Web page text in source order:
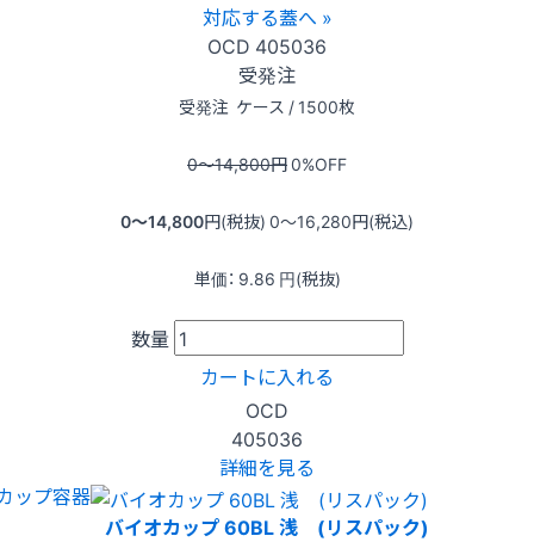
対応する蓋へ »
OCD 405036
受発注
受発注 ケース / 1500枚
0〜14,800円0%OFF
0〜14,800円(税抜) 0〜16,280円(税込)
単価： 9.86 円(税抜)
数量
カートに入れる
OCD
405036
詳細を見る
ップ容器
バイオカップ 60BL 浅 (リスパック)